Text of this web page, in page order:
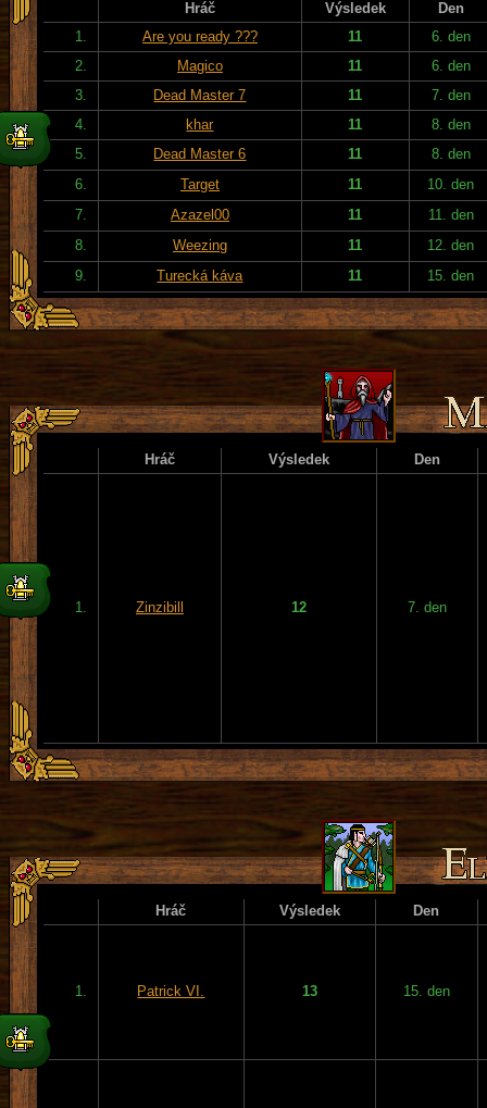
Hráč Výsledek
Den
1.
Are you ready ??? 11
6. den
2.
Magico 11
6. den
3.
Dead Master 7 11
7. den
4.
khar 11
8. den
5.
Dead Master 6 11
8. den
6.
Target 11
10. den
7.
Azazel00 11
11. den
8.
Weezing 11
12. den
9.
Turecká káva 11 15. den
Hráč Výsledek Den
1. Zinzibill 12 7. den
Hráč Výsledek Den
1. Patrick VI. 13 15. den